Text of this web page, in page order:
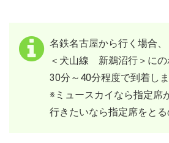
名鉄名古屋から行く場合、
＜犬山線 新鵜沼行＞にの
30分～40分程度で到着し
※ミュースカイなら指定席
行きたいなら指定席をとる